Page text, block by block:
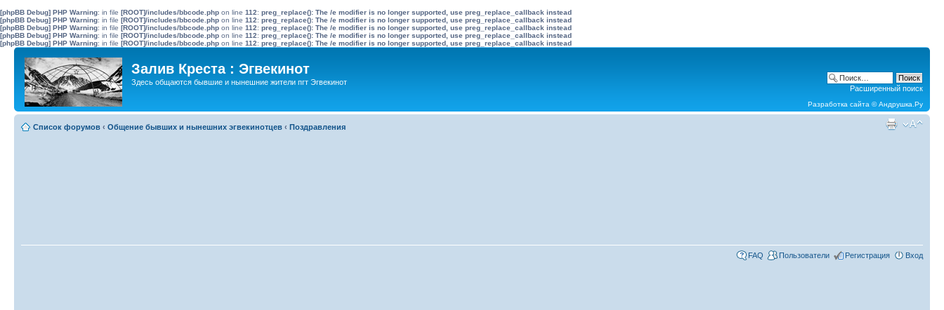
[phpBB Debug] PHP Warning: in file [ROOT]/includes/bbcode.php on line 112: preg_replace(): The /e modifier is no longer supported, use preg_replace_callback instead
[phpBB Debug] PHP Warning: in file [ROOT]/includes/bbcode.php on line 112: preg_replace(): The /e modifier is no longer supported, use preg_replace_callback instead
[phpBB Debug] PHP Warning: in file [ROOT]/includes/bbcode.php on line 112: preg_replace(): The /e modifier is no longer supported, use preg_replace_callback instead
[phpBB Debug] PHP Warning: in file [ROOT]/includes/bbcode.php on line 112: preg_replace(): The /e modifier is no longer supported, use preg_replace_callback instead
[phpBB Debug] PHP Warning: in file [ROOT]/includes/bbcode.php on line 112: preg_replace(): The /e modifier is no longer supported, use preg_replace_callback instead
Залив Креста : Эгвекинот
Здесь общаются бывшие и нынешние жители пгт Эгвекинот
Расширенный поиск
Разработка сайта ©Андрушка.Ру
Список форумов ‹ Общение бывших и нынешних эгвекинотцев ‹ Поздравления
FAQ Пользователи Регистрация Вход